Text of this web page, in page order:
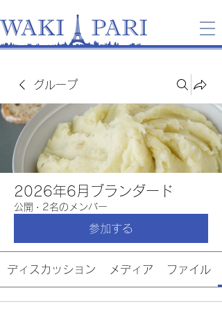
グループ
2026年6月ブランダード
公開 · 2名のメンバー
参加する
ディスカッション メディア ファイル